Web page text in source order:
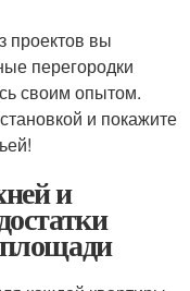
проектов вы
перегородки
своим опытом.
и покажите
и